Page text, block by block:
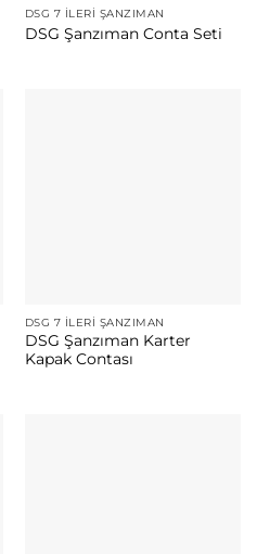
DSG 7 İLERI ŞANZIMAN
DSG Şanzıman Conta Seti
DSG 7 İLERI ŞANZIMAN
DSG Şanzıman Karter
Kapak Contası